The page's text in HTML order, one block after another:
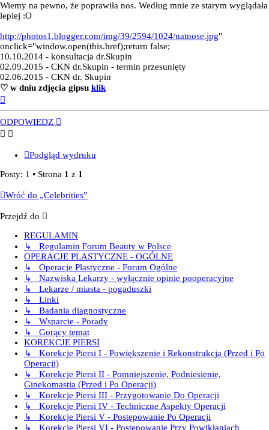
Wiemy na pewno, że poprawiła nos. Według mnie ze starym wyglądała
lepiej :O
http://photos1.blogger.com/img/39/2594/1024/natnose.jpg"
onclick="window.open(this.href);return false;
10.10.2014 - konsultacja dr.Skupin
02.09.2015 - CKN dr.Skupin - termin przesunięty
02.06.2015 - CKN dr. Skupin
♡ w dniu zdjęcia gipsu klik
górę
ODPOWIEDZ
Podgląd wydruku
Posty: 1 • Strona 1 z 1
Wróć do „Celebrities”
Przejdź do
REGULAMIN
↳ Regulamin Forum Beauty w Polsce
OPERACJE PLASTYCZNE - OGÓLNE
↳ Operacje Plastyczne - Forum Ogólne
↳ Nazwiska Lekarzy - wyłącznie opinie pooperacyjne
↳ Lekarze / miasta - pogaduszki
↳ Linki
↳ Badania diagnostyczne
↳ Wsparcie - Porady
↳ Gorący temat
KOREKCJE PIERSI
↳ Korekcje Piersi I - Powiększenie i Rekonstrukcja (Przed i Po
Operacji)
↳ Korekcje Piersi II - Pomniejszenie, Podniesienie,
Ginekomastia (Przed i Po Operacji)
↳ Korekcje Piersi III - Przygotowanie Do Operacji
↳ Korekcje Piersi IV - Techniczne Aspekty Operacji
↳ Korekcje Piersi V - Postępowanie Po Operacji
↳ Korekcje Piersi VI - Postępowanie Przy Powikłaniach